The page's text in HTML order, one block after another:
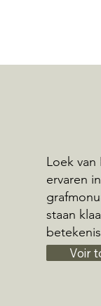
Loek
ervaren
staan
Voir